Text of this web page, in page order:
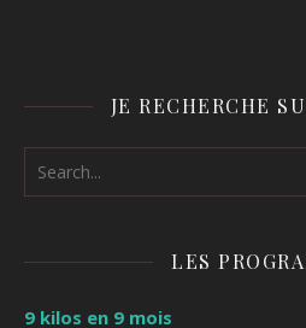
JE RECHERCHE
LES
9 kilos en 9 mois